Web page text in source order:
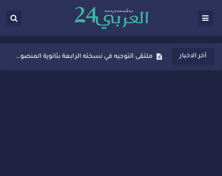
أخر الاخبار
ثانوية المنصور الذهبي بسيدي قاسم تُعزّز ثقافة التوجيه المدرسي بمبادرة نوعية تجمع بين التفاعل والتكريم